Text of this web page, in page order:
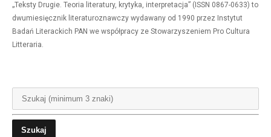
„Teksty Drugie. Teoria literatury, krytyka, interpretacja” (ISSN 0867-0633) to
dwumiesięcznik literaturoznawczy wydawany od 1990 przez Instytut
Badań Literackich PAN we współpracy ze Stowarzyszeniem Pro Cultura
Litteraria.